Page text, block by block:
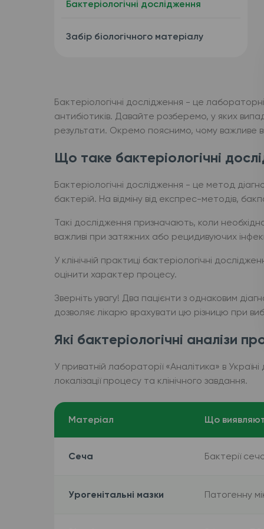
Бактеріологічні дослідження
Забір біологічного матеріалу
Бактеріологічні дослідження - це
антибіотиків. Давайте розберемо, у яких
результати. Окремо пояснимо, чому важливе
Що таке бактеріологічні
Бактеріологічні дослідження - це метод
бактерій. На відміну від експрес-методів,
Такі дослідження призначають, коли
важливі при затяжних або рецидивуючих
У клінічній практиці бактеріологічні
оцінити характер процесу.
Зверніть увагу! Два пацієнти з однаковим
дозволяє лікарю врахувати цю різницю при
Які бактеріологічні аналізи
У приватній лабораторії «Аналітика» в
локалізації процесу та клінічного завдання.
Матеріал Що
Сеча Бактерії
Урогенітальні мазки Патогенну